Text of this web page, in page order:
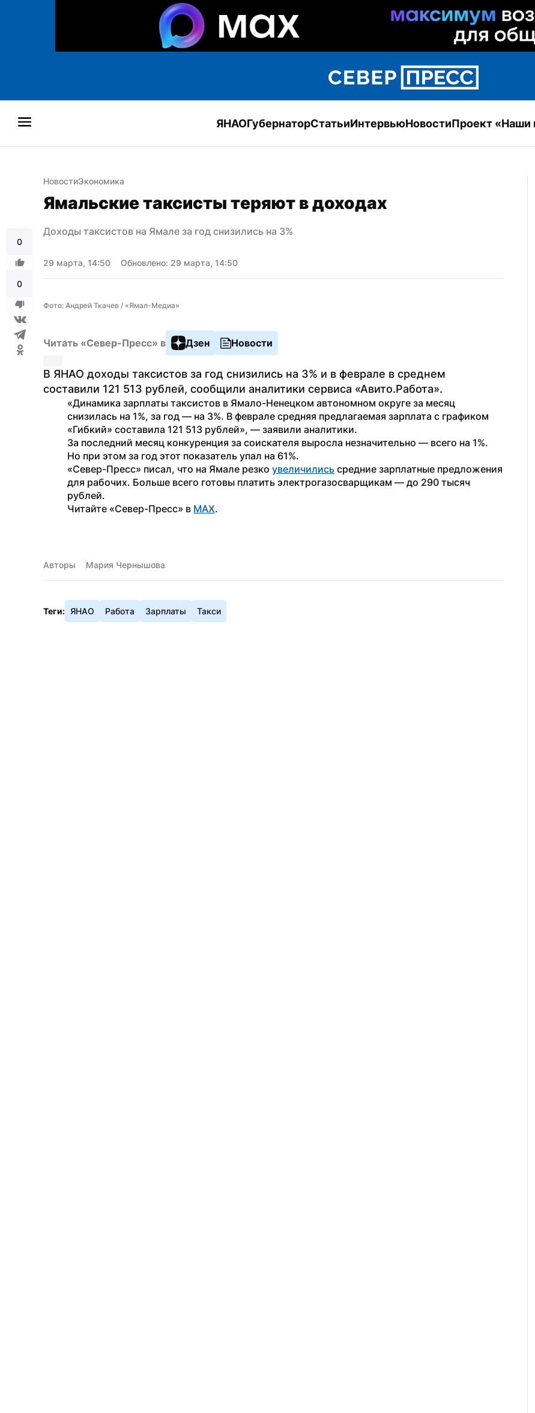
ЯНАОГубернаторСтатьиИнтервьюНовостиПроект «Наши
0
0
НовостиЭкономика
Ямальские таксисты теряют в доходах
Доходы таксистов на Ямале за год снизились на 3%
29 марта, 14:50 Обновлено: 29 марта, 14:50
Фото: Андрей Ткачев / «Ямал-Медиа»
Читать «Север-Пресс» в Дзен Новости
В ЯНАО доходы таксистов за год снизились на 3% и в феврале в среднем
составили 121 513 рублей, сообщили аналитики сервиса «Авито.Работа».
«Динамика зарплаты таксистов в Ямало-Ненецком автономном округе за месяц
снизилась на 1%, за год — на 3%. В феврале средняя предлагаемая зарплата с графиком
«Гибкий» составила 121 513 рублей», — заявили аналитики.
За последний месяц конкуренция за соискателя выросла незначительно — всего на 1%.
Но при этом за год этот показатель упал на 61%.
«Север-Пресс» писал, что на Ямале резко увеличились средние зарплатные предложения
для рабочих. Больше всего готовы платить электрогазосварщикам — до 290 тысяч
рублей.
Читайте «Север-Пресс» в MAX.
Авторы Мария Чернышова
Теги: ЯНАО Работа Зарплаты Такси